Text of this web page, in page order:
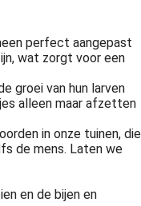
perfect aangepast
wat zorgt voor een
groei van hun larven
alleen maar afzetten
in onze tuinen, die
de mens. Laten we
en de bijen en